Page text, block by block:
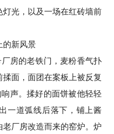
光，以及一场在红砖墙前
新风景
房的老铁门，麦粉香气扑
面，面团在案板上被反复
声。揉好的面饼被他轻轻
一道弧线后落下，铺上酱
厂房改造而来的窑炉。炉